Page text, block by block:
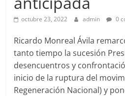
octubre 23, 2022 admin 0
Ricardo Monreal Ávila
tanto tiempo la sucesión
desencuentros y
inicio de la ruptura del
Regeneración Nacional) y